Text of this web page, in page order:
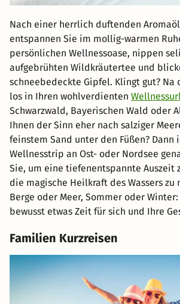
Nach einer herrlich duftenden
entspannen Sie im mollig-warmen
persönlichen Wellnessoase, nippen
aufgebrühten Wildkräutertee und
schneebedeckte Gipfel. Klingt gut? Na
los in Ihren wohlverdienten
Schwarzwald, Bayerischen Wald oder
Ihnen der Sinn eher nach salziger
feinstem Sand unter den Füßen? Dann
Wellnesstrip an Ost- oder Nordsee
Sie, um eine tiefenentspannte Auszeit
die magische Heilkraft des Wassers zu
Berge oder Meer, Sommer oder
bewusst etwas Zeit für sich und Ihre
Familien Kurzreisen